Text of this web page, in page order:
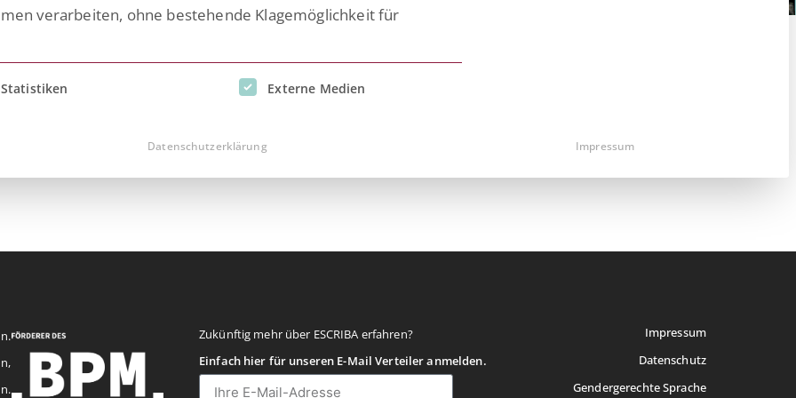
Zukünftig mehr über ESCRIBA erfahren?
Einfach hier für unseren E-Mail Verteiler anmelden.
Impressum
Datenschutz
Gendergerechte Sprache
verarbeiten, ohne bestehende Klagemöglichkeit für
erteilt werden kann. Die erste Service-Gruppe ist essenziell und kann nicht abgewählt werden.
Statistiken Externe Medien
Datenschutzerklärung Impressum